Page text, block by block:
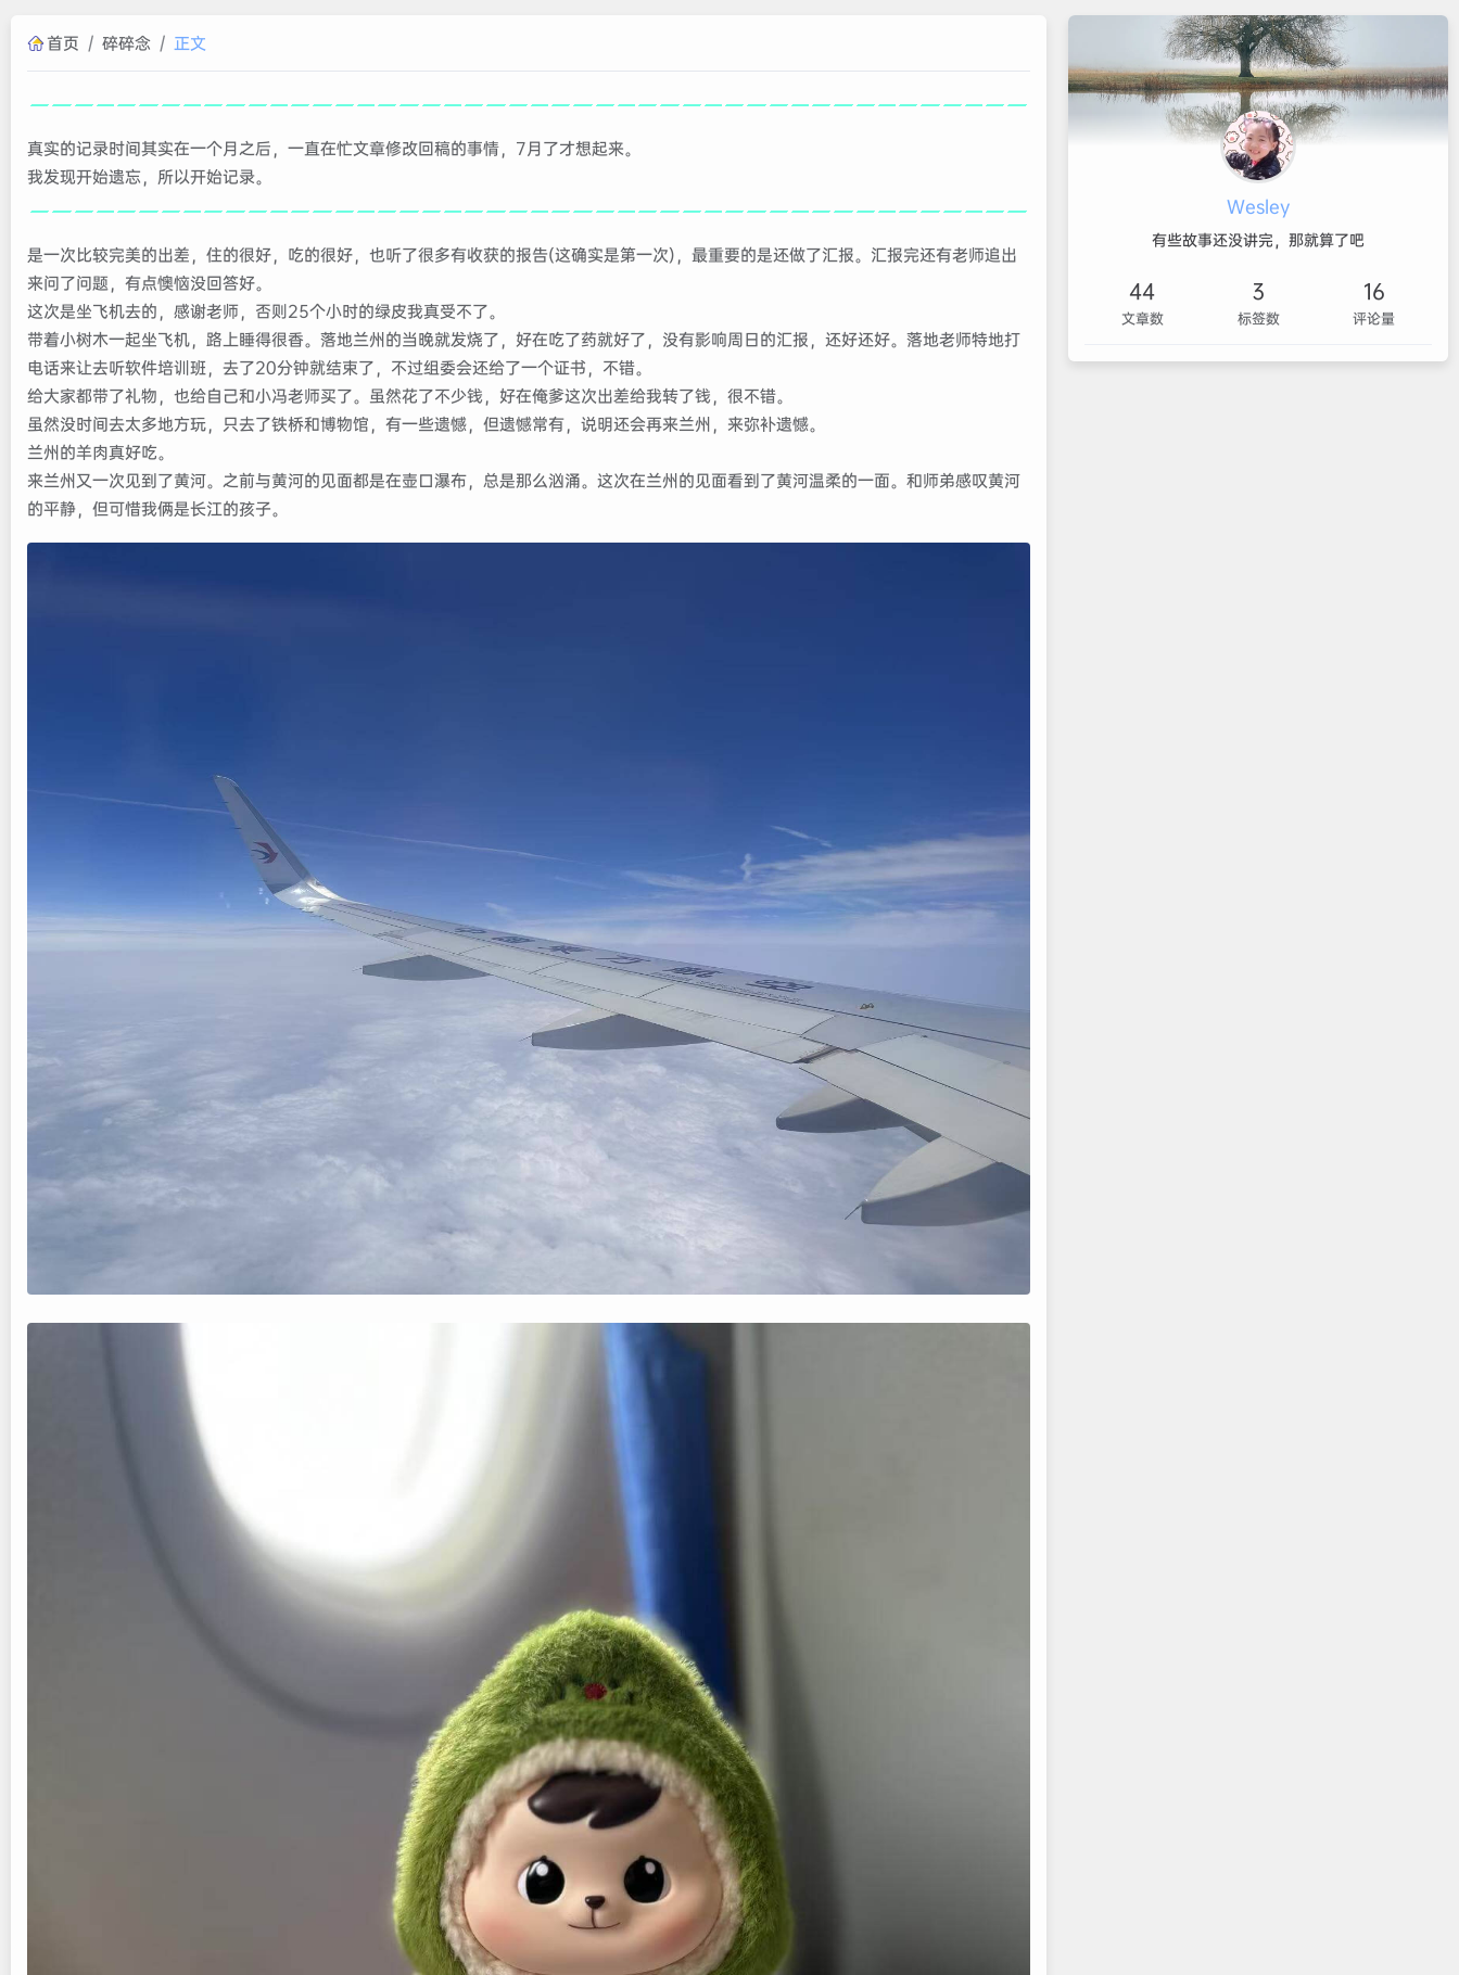
首页 / 碎碎念 / 正文
真实的记录时间其实在一个月之后，一直在忙文章修改回稿的事情，7月了才想起来。
我发现开始遗忘，所以开始记录。
是一次比较完美的出差，住的很好，吃的很好，也听了很多有收获的报告(这确实是第一次)，最重要的是还做了汇报。汇报完还有老师追出
来问了问题，有点懊恼没回答好。
这次是坐飞机去的，感谢老师，否则25个小时的绿皮我真受不了。
带着小树木一起坐飞机，路上睡得很香。落地兰州的当晚就发烧了，好在吃了药就好了，没有影响周日的汇报，还好还好。落地老师特地打
电话来让去听软件培训班，去了20分钟就结束了，不过组委会还给了一个证书，不错。
给大家都带了礼物，也给自己和小冯老师买了。虽然花了不少钱，好在俺爹这次出差给我转了钱，很不错。
虽然没时间去太多地方玩，只去了铁桥和博物馆，有一些遗憾，但遗憾常有，说明还会再来兰州，来弥补遗憾。
兰州的羊肉真好吃。
来兰州又一次见到了黄河。之前与黄河的见面都是在壶口瀑布，总是那么汹涌。这次在兰州的见面看到了黄河温柔的一面。和师弟感叹黄河
的平静，但可惜我俩是长江的孩子。
Wesley
有些故事还没讲完，那就算了吧
44
文章数
3
标签数
16
评论量